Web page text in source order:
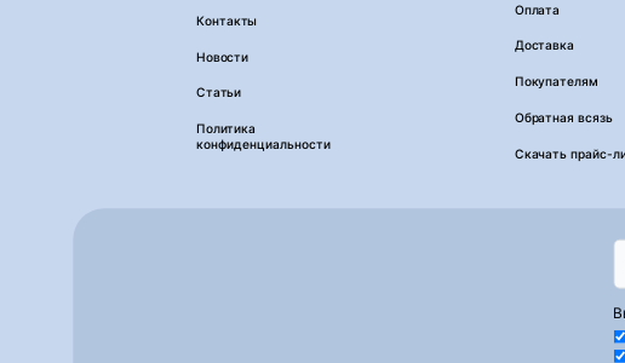
Контакты
Новости
Статьи
Политика
конфиденциальности
Оплата
Доставка
Покупателям
Обратная всязь
Скачать прайс-